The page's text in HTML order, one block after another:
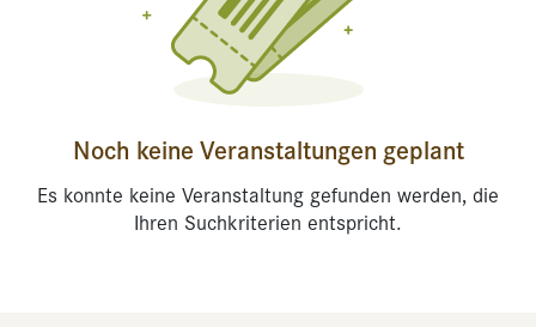
Noch keine Veranstaltungen geplant
Es konnte keine Veranstaltung gefunden werden, die
Ihren Suchkriterien entspricht.